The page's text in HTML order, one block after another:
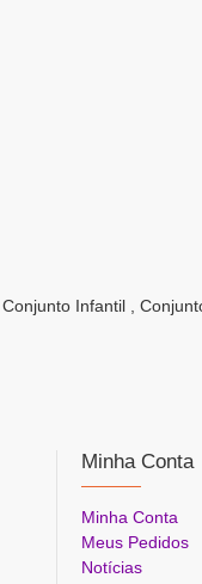
Infantil ,
Minha Conta
Minha Conta
Meus Pedidos
Notícias